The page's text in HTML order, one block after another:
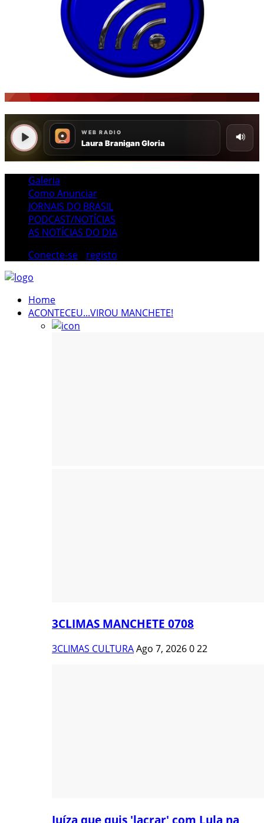
Galeria
Como Anunciar
JORNAIS DO BRASIL
PODCAST/NOTÍCIAS
AS NOTÍCIAS DO DIA
Conecte-se
registo
Home
ACONTECEU...VIROU MANCHETE!
3CLIMAS MANCHETE 0708
3CLIMAS CULTURAAgo 7, 2026022
Juíza que quis 'lacrar' com Lula na